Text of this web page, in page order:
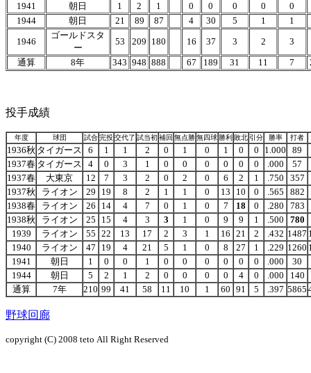
1941
朝日 1 2 1 0 0 0 0
0
1944
朝日 21 89 87 4 30 5 1
1
1946
ゴールドスタ
ー
53 209 180 16 37 3 2
3
通算
8年 343 948 888 67 189 31 11 7
投手成績
年度 球団 試合 完投交代了 試当初 補回 無点勝無四球 勝利 敗北 引分 勝率 打者
1936秋 タイガース 6 1 1 2 0 1 0 1 0 0 1.000
89
1937春 タイガース 4 0 3 1 0 0 0 0 0 0 .000
57
1937春
大東京 12 7 3 2 0 2 0 6 2 1 .750 357
1937秋
ライオン 29 19 8 2 1 1 0 13 10 0 .565 882
1938春
ライオン 26 14 4 7 0 1 0 7 18 0 .280 783
1938秋
ライオン 25 15 4 3 3 1 0 9 9 1 .500 780
1939
ライオン 55 22 13 17 2 3 1 16 21 2 .432 1487
1940
ライオン 47 19 4 21 5 1 0 8 27 1 .229 1260
1941
朝日 1 0 0 1 0 0 0 0 0 0 .000
30
1944
朝日 5 2 1 2 0 0 0 0 4 0 .000 140
通算
7年 210 99 41 58 11 10 1 60 91 5 .397 5865
野球回廊
copyright (C) 2008 teto All Right Reserved